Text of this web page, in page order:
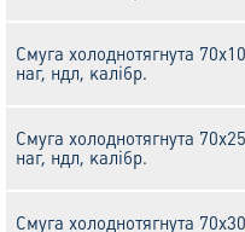
Смуга холоднотягнута
наг, ндл, калібр.
Смуга холоднотягнута
наг, ндл, калібр.
Смуга холоднотягнута